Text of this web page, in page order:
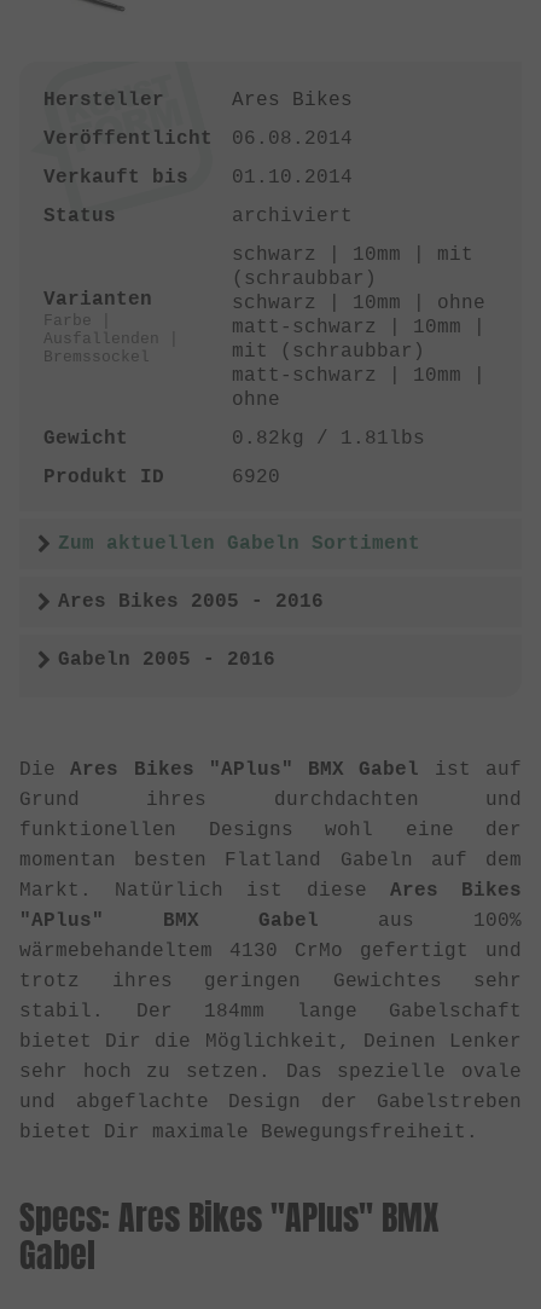
Hersteller
Ares Bikes
Veröffentlicht
06.08.2014
Verkauft bis
01.10.2014
Status
archiviert
Varianten
Farbe |
Ausfallenden |
Bremssockel
schwarz | 10mm | mit
(schraubbar)
schwarz | 10mm | ohne
matt-schwarz | 10mm |
mit (schraubbar)
matt-schwarz | 10mm |
ohne
Gewicht
0.82kg / 1.81lbs
Produkt ID
6920
Zum aktuellen Gabeln Sortiment
Ares Bikes 2005 - 2016
Gabeln 2005 - 2016
DieAres Bikes "APlus" BMX Gabel ist auf
Grund ihres durchdachten und
funktionellen Designs wohl eine der
momentan besten Flatland Gabeln auf dem
Markt. Natürlich ist diese Ares Bikes
"APlus" BMX Gabel aus 100%
wärmebehandeltem 4130 CrMo gefertigt und
trotz ihres geringen Gewichtes sehr
stabil. Der 184mm lange Gabelschaft
bietet Dir die Möglichkeit, Deinen Lenker
sehr hoch zu setzen. Das spezielle ovale
und abgeflachte Design der Gabelstreben
bietet Dir maximale Bewegungsfreiheit.
Specs: Ares Bikes "APlus" BMX
Gabel